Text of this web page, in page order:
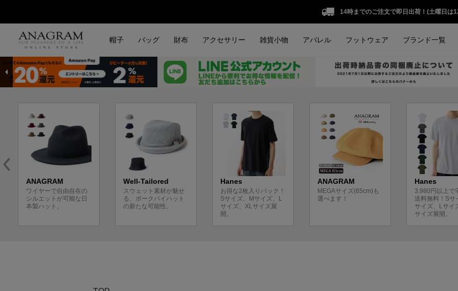
14時までのご注文で即日出荷！(土曜日は
帽子 バッグ 財布 アクセサリー 雑貨小物 アパレル フットウェア ブランド一覧